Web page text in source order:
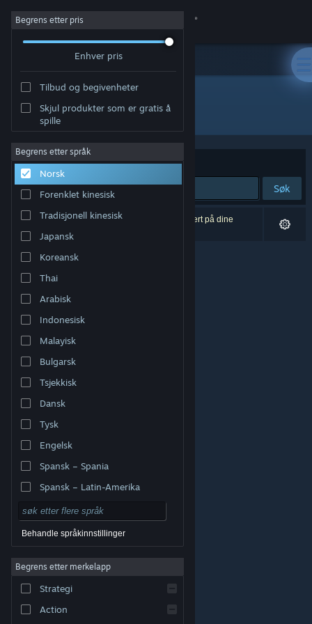
Logg inn
Om
Kundestøtte
Bytt språk
Skaff deg Steam-appen på mobil
Vis skrivebordsversjon
© Valve Corporation. Alle rettigheter reservert. Alle
Retningslinjer for personvern
Tilgjengelighet
|Steams abonnementsavtale
Refusjoner
Begrens etter pris
Enhver pris
Tilbud og begivenheter
Skjul produkter som er gratis å
spille
Begrens etter språk
Norsk
Forenklet kinesisk
Tradisjonell kinesisk
Japansk
Koreansk
Thai
Arabisk
Indonesisk
Malayisk
Bulgarsk
Tsjekkisk
Dansk
Tysk
Engelsk
Spansk – Spania
Spansk – Latin-Amerika
Behandle språkinnstillinger
Begrens etter merkelapp
Strategi
Action
Utgiver: LiLy's Revenge
Sorter etter Relevans
Søk
0 treff på søket. 2 produkter er blitt utelukket basert på dine
innstillinger.